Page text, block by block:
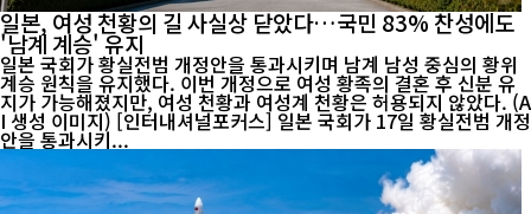
일본, 여성 천황의 길 사실상 닫았다…국민 83% 찬성에도
'남계 계승' 유지
일본 국회가 황실전범 개정안을 통과시키며 남계 남성 중심의 황위
계승 원칙을 유지했다. 이번 개정으로 여성 황족의 결혼 후 신분 유
지가 가능해졌지만, 여성 천황과 여성계 천황은 허용되지 않았다. (A
I 생성 이미지) [인터내셔널포커스] 일본 국회가 17일 황실전범 개정
안을 통과시키...